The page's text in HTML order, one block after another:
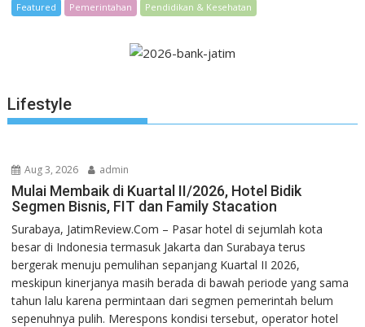
Featured Pemerintahan Pendidikan & Kesehatan
Lifestyle
Aug 3, 2026 admin
Mulai Membaik di Kuartal II/2026, Hotel Bidik
Segmen Bisnis, FIT dan Family Stacation
Surabaya, JatimReview.Com – Pasar hotel di sejumlah kota
besar di Indonesia termasuk Jakarta dan Surabaya terus
bergerak menuju pemulihan sepanjang Kuartal II 2026,
meskipun kinerjanya masih berada di bawah periode yang sama
tahun lalu karena permintaan dari segmen pemerintah belum
sepenuhnya pulih. Merespons kondisi tersebut, operator hotel